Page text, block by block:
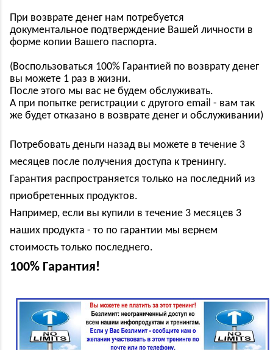
При возврате денег нам потребуется
документальное подтверждение Вашей личности в
форме копии Вашего паспорта.
(Воспользоваться 100% Гарантией по возврату денег
вы можете 1 раз в жизни.
После этого мы вас не будем обслуживать.
А при попытке регистрации с другого email - вам так
же будет отказано в возврате денег и обслуживании)
Потребовать деньги назад вы можете в течение 3
месяцев после получения доступа к тренингу.
Гарантия распространяется только на последний из
приобретенных продуктов.
Например, если вы купили в течение 3 месяцев 3
наших продукта - то по гарантии мы вернем
стоимость только последнего.
100% Гарантия!